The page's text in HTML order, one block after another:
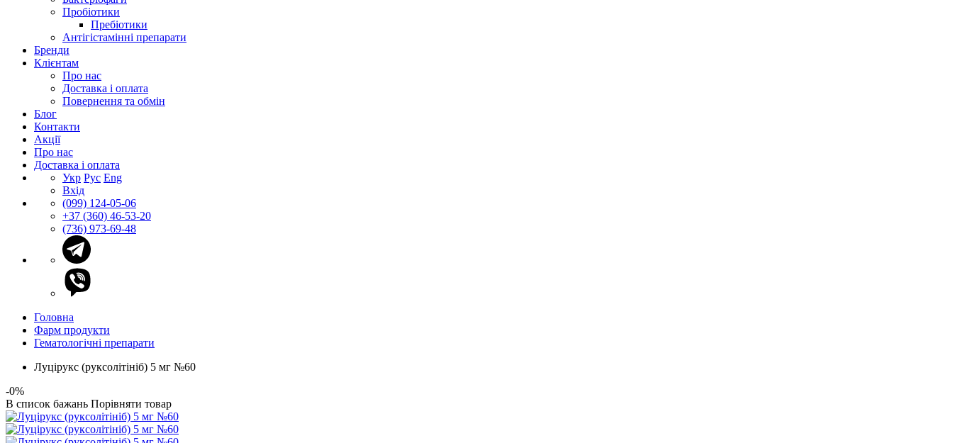
Пробіотики
Пребіотики
Антігістамінні препарати
Бренди
Клієнтам
Про нас
Доставка і оплата
Повернення та обмін
Блог
Контакти
Акції
Про нас
Доставка і оплата
Укр Рус Eng
Вхід
(099) 124-05-06
+37 (360) 46-53-20
(736) 973-69-48
Головна
Фарм продукти
Гематологічні препарати
Луцірукс (руксолітініб) 5 мг №60
-0%
В список бажань Порівняти товар